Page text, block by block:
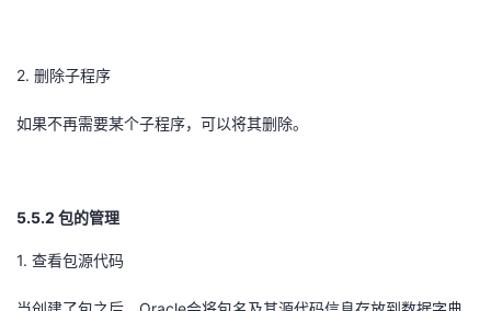
2. 删除子程序
如果不再需要某个子程序，可以将其删除。
5.5.2 包的管理
1. 查看包源代码